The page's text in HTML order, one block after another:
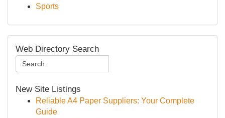
Sports
Web Directory Search
New Site Listings
Reliable A4 Paper Suppliers: Your Complete
Guide